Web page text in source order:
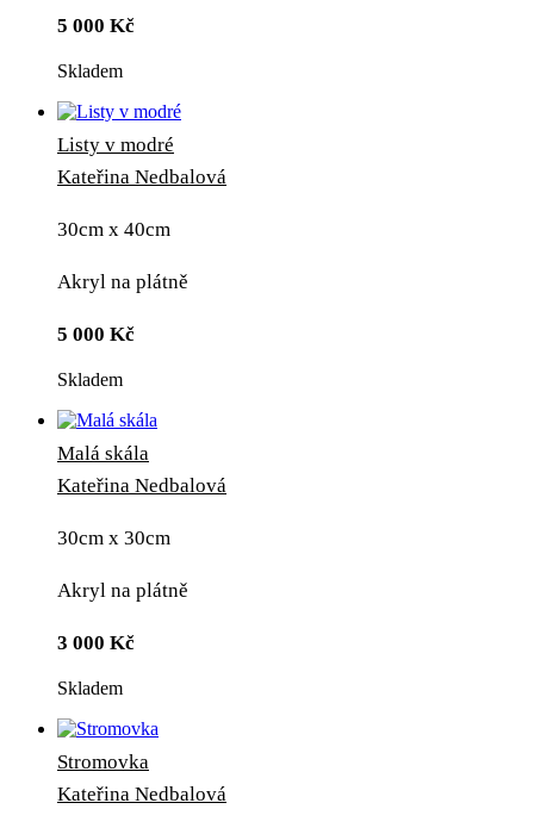
5 000 Kč
Skladem
Listy v modré
Kateřina Nedbalová
30cm x 40cm
Akryl na plátně
5 000 Kč
Skladem
Malá skála
Kateřina Nedbalová
30cm x 30cm
Akryl na plátně
3 000 Kč
Skladem
Stromovka
Kateřina Nedbalová